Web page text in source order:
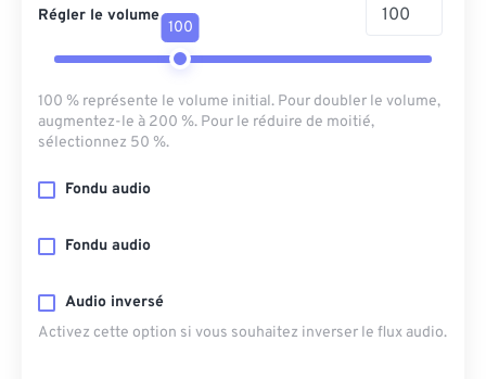
Régler le volume
100
100 % représente le volume initial. Pour doubler le volume,
augmentez-le à 200 %. Pour le réduire de moitié,
sélectionnez 50 %.
Fondu audio
Fondu audio
Audio inversé
Activez cette option si vous souhaitez inverser le flux audio.